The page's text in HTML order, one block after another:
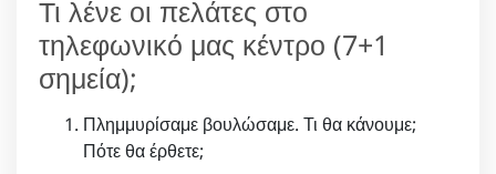
Τι λένε οι πελάτες στο
τηλεφωνικό μας κέντρο (7+1
σημεία);
Πλημμυρίσαμε βουλώσαμε. Τι θα κάνουμε;
Πότε θα έρθετε;